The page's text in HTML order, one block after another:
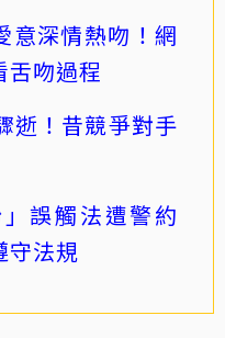
意深情熱吻！網
舌吻過程
逝！昔競爭對手
誤觸法遭警約
守法規